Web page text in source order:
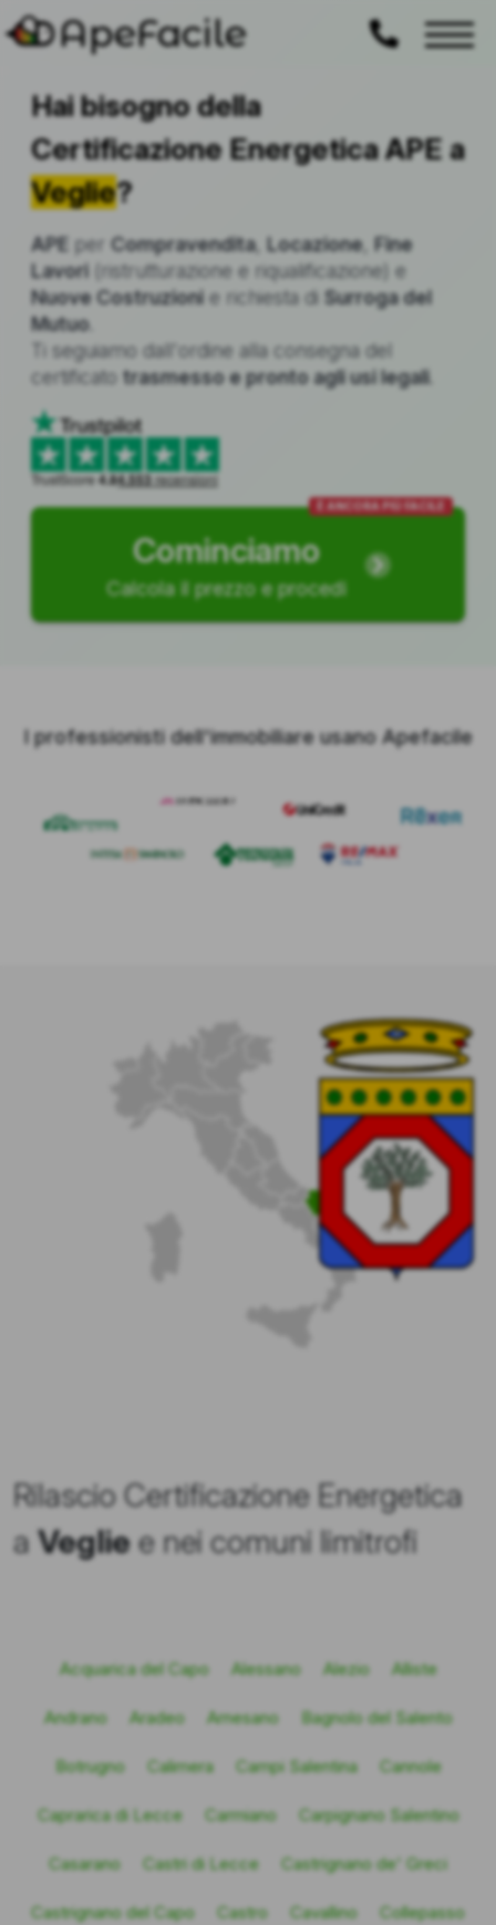
ApeFacile
Hai bisogno della
Certificazione Energetica APE a
Veglie?
APE per Compravendita, Locazione Fine
Lavori (ristrutturazione e riqualificazione) e
Nuove Costruzioni e richiesta di Surroga del
Mutuo.
Ti seguiamo dall'ordine alla consegna del
certificato trasmesso e pronto agli usi legali
TrustScore4.84.553recensioni
Cominciamo
Calcola il prezzo e procedi
È ANCORA PIÙ FACILE
I professionisti dell'immobiliare usano Apefacile
Rilascio Certificazione Energetica
aVegliee nei comuni limitrofi
Acquarica del Capo Alessano Alezio Alliste
Andrano Aradeo Arnesano Bagnolo del Salento
Botrugno Calimera Campi Salentina Cannole
Caprarica di Lecce Carmiano Carpignano Salentino
Casarano Castri di Lecce Castrignano de' Greci
Castrignano del Capo Castro Cavallino Collepasso